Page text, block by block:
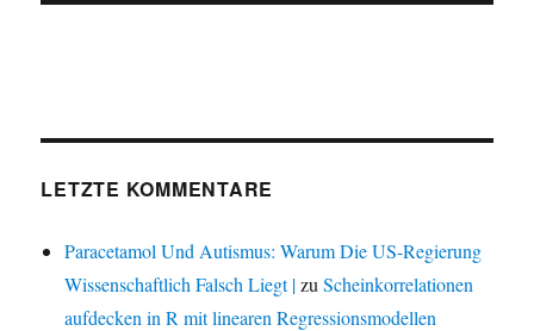
LETZTE KOMMENTARE
Paracetamol Und Autismus: Warum Die US-Regierung
Wissenschaftlich Falsch Liegt |zuScheinkorrelationen
aufdecken in R mit linearen Regressionsmodellen